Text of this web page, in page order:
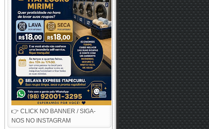
👉 CLICK NO BANNER / SIGA-
NOS NO INSTAGRAM